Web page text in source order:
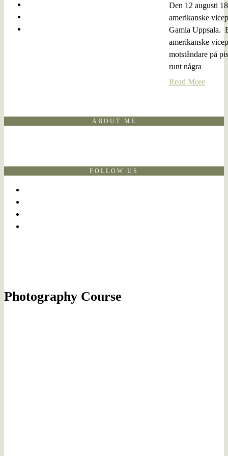
Den 12 augusti
amerikanske
Gamla Uppsala.
amerikanske
motståndare på
runt några
Read More
ABOUT ME
FOLLOW US
Photography Course